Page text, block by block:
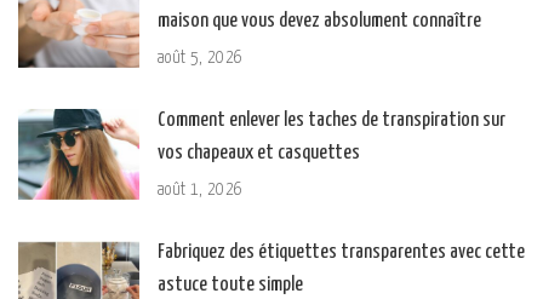
maison que vous devez absolument connaître
août 5, 2026
Comment enlever les taches de transpiration sur
vos chapeaux et casquettes
août 1, 2026
Fabriquez des étiquettes transparentes avec cette
astuce toute simple